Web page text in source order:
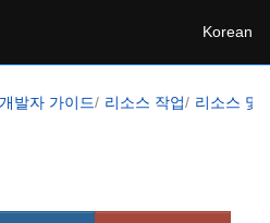
Korean
개발자 가이드 리소스 작업 리소스 및